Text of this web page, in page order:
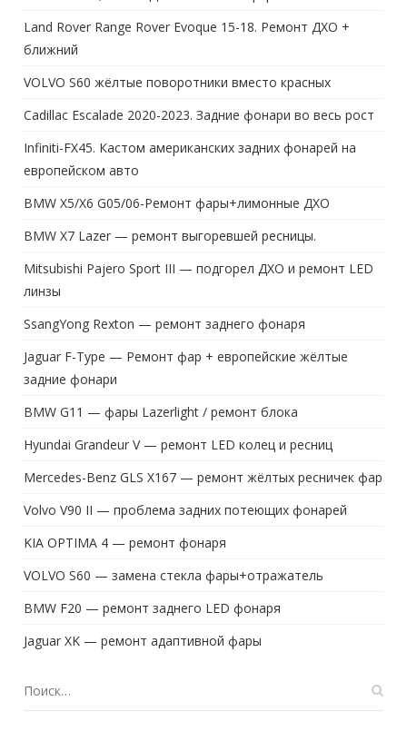
Land Rover Range Rover Evoque 15-18. Ремонт ДХО +
ближний
VOLVO S60 жёлтые поворотники вместо красных
Cadillac Escalade 2020-2023. Задние фонари во весь рост
Infiniti-FX45. Кастом американских задних фонарей на
европейском авто
BMW X5/X6 G05/06-Ремонт фары+лимонные ДХО
BMW X7 Lazer — ремонт выгоревшей ресницы.
Mitsubishi Pajero Sport III — подгорел ДХО и ремонт LED
линзы
SsangYong Rexton — ремонт заднего фонаря
Jaguar F-Type — Ремонт фар + европейские жёлтые
задние фонари
BMW G11 — фары Lazerlight / ремонт блока
Hyundai Grandeur V — ремонт LED колец и ресниц
Mercedes-Benz GLS X167 — ремонт жёлтых ресничек фар
Volvo V90 II — проблема задних потеющих фонарей
KIA OPTIMA 4 — ремонт фонаря
VOLVO S60 — замена стекла фары+отражатель
BMW F20 — ремонт заднего LED фонаря
Jaguar XK — ремонт адаптивной фары